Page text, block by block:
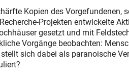
Kopien des Vorgefundenen,
Projekten entwickelte
gesetzt und mit
Vorgänge beobachten:
sich dabei als paranoische